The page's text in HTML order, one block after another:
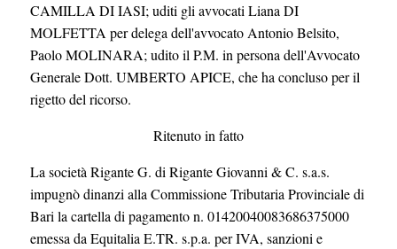
CAMILLA DI IASI; uditi gli avvocati Liana DI
MOLFETTA per delega dell'avvocato Antonio Belsito,
Paolo MOLINARA; udito il P.M. in persona dell'Avvocato
Generale Dott. UMBERTO APICE, che ha concluso per il
rigetto del ricorso.
Ritenuto in fatto
La società Rigante G. di Rigante Giovanni & C. s.a.s.
impugnò dinanzi alla Commissione Tributaria Provinciale di
Bari la cartella di pagamento n. 01420040083686375000
emessa da Equitalia E.TR. s.p.a. per IVA, sanzioni e